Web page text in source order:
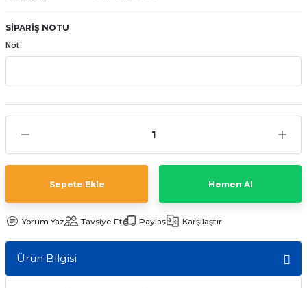
Pili
SİPARİŞ NOTU
Not
Sepete Ekle Hemen Al
Yorum Yaz Tavsiye Et Paylaş Karşılaştır
Ürün Bilgisi